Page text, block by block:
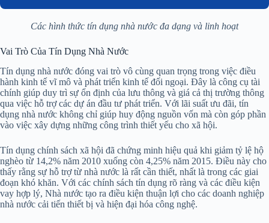
Các hình thức tín dụng nhà nước đa dạng và linh hoạt
Vai Trò Của Tín Dụng Nhà Nước
Tín dụng nhà nước đóng vai trò vô cùng quan trọng trong việc điều
hành kinh tế vĩ mô và phát triển kinh tế đối ngoại. Đây là công cụ tài
chính giúp duy trì sự ổn định của lưu thông và giá cả thị trường thông
qua việc hỗ trợ các dự án đầu tư phát triển. Với lãi suất ưu đãi, tín
dụng nhà nước không chỉ giúp huy động nguồn vốn mà còn góp phần
vào việc xây dựng những công trình thiết yếu cho xã hội.
Tín dụng chính sách xã hội đã chứng minh hiệu quả khi giảm tỷ lệ hộ
nghèo từ 14,2% năm 2010 xuống còn 4,25% năm 2015. Điều này cho
thấy rằng sự hỗ trợ từ nhà nước là rất cần thiết, nhất là trong các giai
đoạn khó khăn. Với các chính sách tín dụng rõ ràng và các điều kiện
vay hợp lý, Nhà nước tạo ra điều kiện thuận lợi cho các doanh nghiệp
nhà nước cải tiến thiết bị và hiện đại hóa công nghệ.